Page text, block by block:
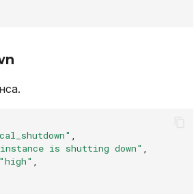
is shutting down"
"high"